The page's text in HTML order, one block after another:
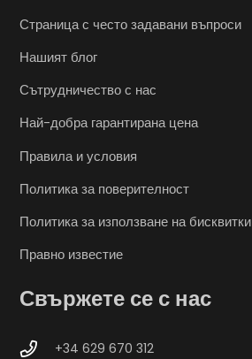
Страница с често задавани въпроси
Нашият блог
Сътрудничество с нас
Най-добра гарантирана цена
Правила и условия
Политика за поверителност
Политика за използване на бисквитки
Правно известие
Свържете се с нас
+34 629 670 312